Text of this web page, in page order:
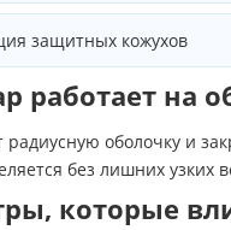
защитных кожухов
работает на
радиусную оболочку и
без лишних узких
которые